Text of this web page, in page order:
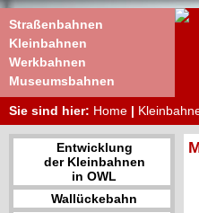
Straßenbahnen
Kleinbahnen
Werkbahnen
Museumsbahnen
Sie sind hier: Home |
Entwicklung
der Kleinbahnen
in OWL
Wallückebahn